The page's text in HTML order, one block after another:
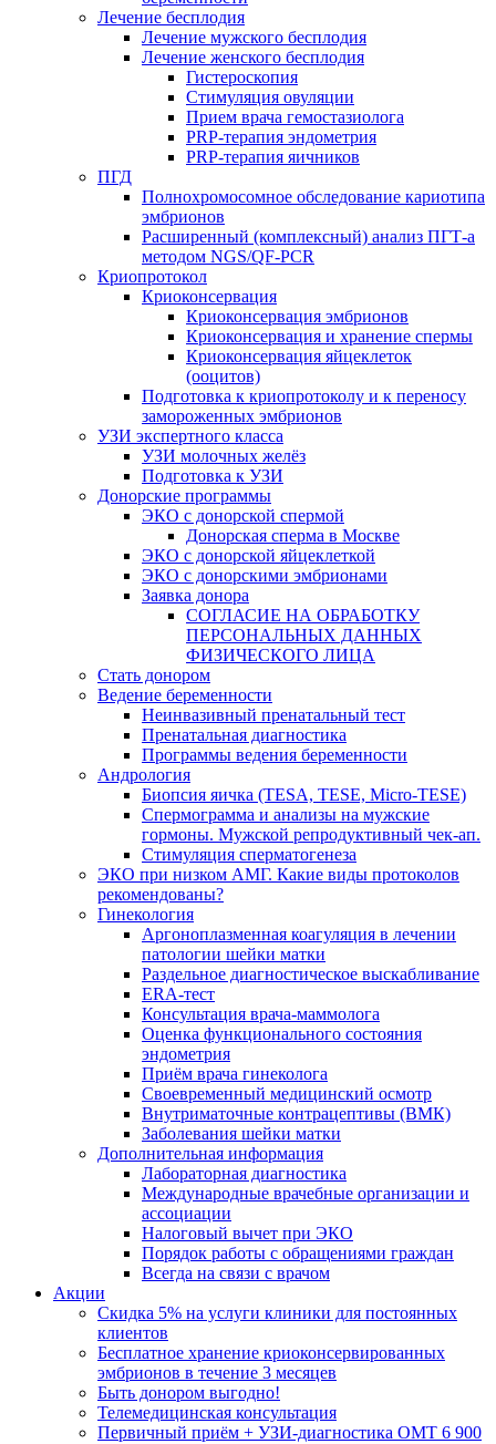
Лечение бесплодия
Лечение мужского бесплодия
Лечение женского бесплодия
Гистероскопия
Стимуляция овуляции
Прием врача гемостазиолога
PRP-терапия эндометрия
PRP-терапия яичников
ПГД
Полнохромосомное обследование кариотипа
эмбрионов
Расширенный (комплексный) анализ ПГТ-а
методом NGS/QF-PCR
Криопротокол
Криоконсервация
Криоконсервация эмбрионов
Криоконсервация и хранение спермы
Криоконсервация яйцеклеток
(ооцитов)
Подготовка к криопротоколу и к переносу
замороженных эмбрионов
УЗИ экспертного класса
УЗИ молочных желёз
Подготовка к УЗИ
Донорские программы
ЭКО с донорской спермой
Донорская сперма в Москве
ЭКО с донорской яйцеклеткой
ЭКО с донорскими эмбрионами
Заявка донора
СОГЛАСИЕ НА ОБРАБОТКУ
ПЕРСОНАЛЬНЫХ ДАННЫХ
ФИЗИЧЕСКОГО ЛИЦА
Стать донором
Ведение беременности
Неинвазивный пренатальный тест
Пренатальная диагностика
Программы ведения беременности
Андрология
Биопсия яичка (TESA, TESE, Micro-TESE)
Спермограмма и анализы на мужские
гормоны. Мужской репродуктивный чек-ап.
Стимуляция сперматогенеза
ЭКО при низком АМГ. Какие виды протоколов
рекомендованы?
Гинекология
Аргоноплазменная коагуляция в лечении
патологии шейки матки
Раздельное диагностическое выскабливание
ERA-тест
Консультация врача-маммолога
Оценка функционального состояния
эндометрия
Приём врача гинеколога
Своевременный медицинский осмотр
Внутриматочные контрацептивы (ВМК)
Заболевания шейки матки
Дополнительная информация
Лабораторная диагностика
Международные врачебные организации и
ассоциации
Налоговый вычет при ЭКО
Порядок работы с обращениями граждан
Всегда на связи с врачом
Акции
Скидка 5% на услуги клиники для постоянных
клиентов
Бесплатное хранение криоконсервированных
эмбрионов в течение 3 месяцев
Быть донором выгодно!
Телемедицинская консультация
Первичный приём + УЗИ-диагностика ОМТ 6 900